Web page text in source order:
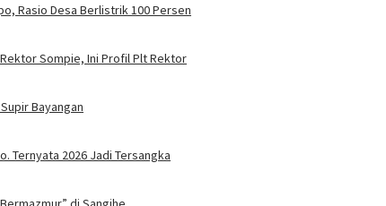
Rasio Desa Berlistrik 100 Persen
Sompie, Ini Profil Plt Rektor
Bayangan
Ternyata 2026 Jadi Tersangka